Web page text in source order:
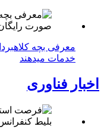
معرفی بچه
خدمات میدهند
اخبار فناوری